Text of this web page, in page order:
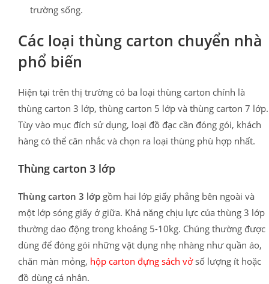
trường sống.
Các loại thùng carton chuyển nhà
phổ biến
Hiện tại trên thị trường có ba loại thùng carton chính là
thùng carton 3 lớp, thùng carton 5 lớp và thùng carton 7 lớp.
Tùy vào mục đích sử dụng, loại đồ đạc cần đóng gói, khách
hàng có thể cân nhắc và chọn ra loại thùng phù hợp nhất.
Thùng carton 3 lớp
Thùng carton 3 lớp gồm hai lớp giấy phẳng bên ngoài và
một lớp sóng giấy ở giữa. Khả năng chịu lực của thùng 3 lớp
thường dao động trong khoảng 5-10kg. Chúng thường được
dùng để đóng gói những vật dụng nhẹ nhàng như quần áo,
chăn màn mỏng, hộp carton đựng sách vởsố lượng ít hoặc
đồ dùng cá nhân.